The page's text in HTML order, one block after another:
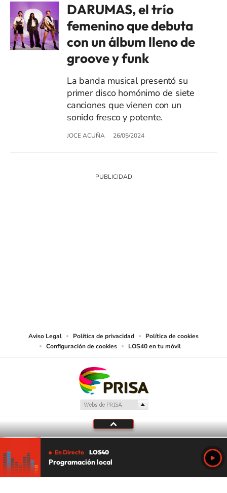
DARUMAS, el trío
femenino que debuta
con un álbum lleno de
groove y funk
La banda musical presentó su
primer disco homónimo de siete
canciones que vienen con un
sonido fresco y potente.
JOCE ACUÑA 26/05/2024
Aviso Legal Política de privacidad
Política de cookies
Configuración de cookies
LOS40 en tu móvil
En Directo LOS40
Programación local